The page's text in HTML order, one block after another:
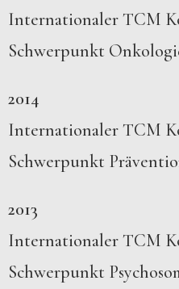
Internationaler TCM
Schwerpunkt
2014
Internationaler TCM
Schwerpunkt
2013
Internationaler TCM
Schwerpunkt